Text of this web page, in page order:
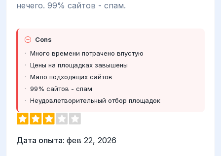
нечего. 99% сайтов - спам.
Cons
Много времени потрачено впустую
Цены на площадках завышены
Мало подходящих сайтов
99% сайтов - спам
Неудовлетворительный отбор площадок
Дата опыта: фев 22, 2026